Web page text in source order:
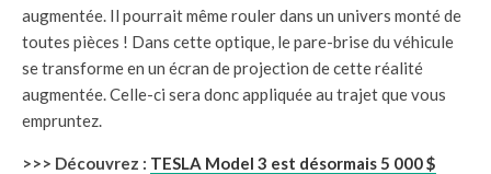
augmentée. Il pourrait même rouler dans un univers monté de
toutes pièces ! Dans cette optique, le pare-brise du véhicule
se transforme en un écran de projection de cette réalité
augmentée. Celle-ci sera donc appliquée au trajet que vous
empruntez.
>>> Découvrez : TESLA Model 3 est désormais 5 000 $